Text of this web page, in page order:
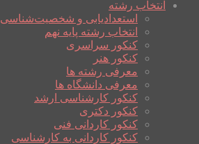
انتخاب رشته
استعدادیابی و شخصیت‌شناسی
انتخاب رشته پایه نهم
کنکور سراسری
کنکور هنر
معرفی رشته ها
معرفی دانشگاه ها
کنکور کارشناسی ارشد
کنکور دکتری
کنکور کاردانی فنی
کنکور کاردانی به کارشناسی